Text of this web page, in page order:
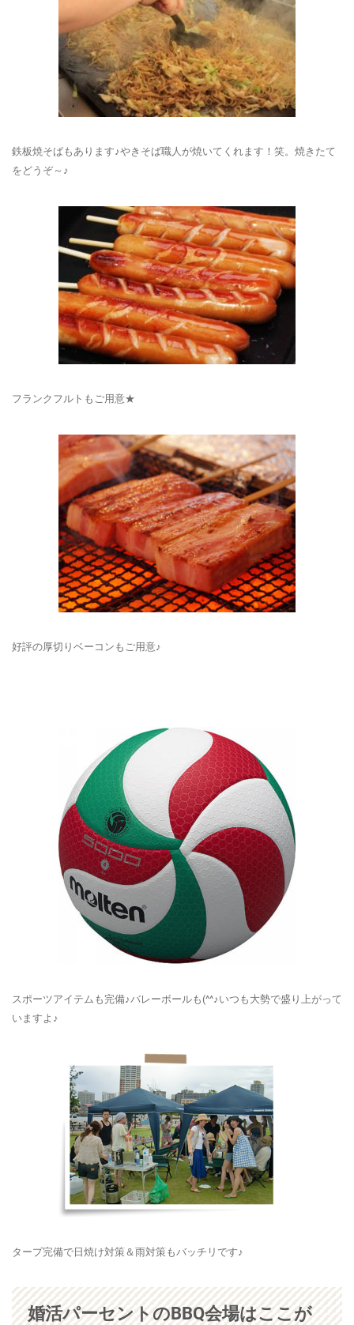
鉄板焼そばもあります♪やきそば職人が焼いてくれます！笑。焼きたて
をどうぞ～♪
フランクフルトもご用意★
好評の厚切りベーコンもご用意♪
スポーツアイテムも完備♪バレーボールも(^^♪いつも大勢で盛り上がって
いますよ♪
タープ完備で日焼け対策＆雨対策もバッチリです♪
婚活パーセントのBBQ会場はここが